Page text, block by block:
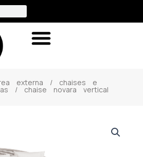
externa / chaises e
/ chaise novara vertical